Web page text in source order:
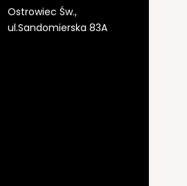
Ostrowiec Św.,
ul.Sandomierska 83A